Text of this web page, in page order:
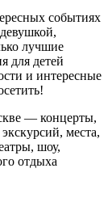
событиях
лучшие
для детей
и интересные
— концерты,
места,
шоу,
отдыха